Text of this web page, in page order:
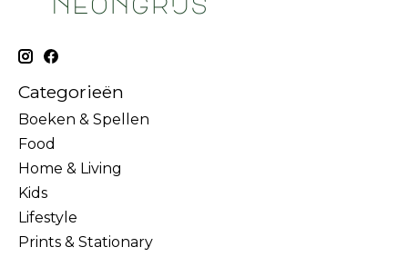
Categorieën
Boeken & Spellen
Food
Home & Living
Kids
Lifestyle
Prints & Stationary